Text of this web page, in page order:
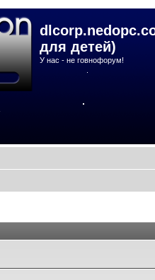
для детей)
У нас - не говнофорум!